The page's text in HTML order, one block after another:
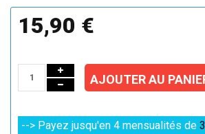
15,90 €
AJOUTER AU
--> Payez jusqu'en 4 mensualités de